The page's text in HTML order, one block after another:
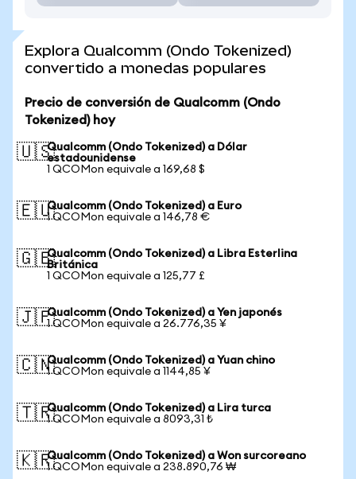
Explora Qualcomm (Ondo Tokenized)
convertido a monedas populares
Precio de conversión de Qualcomm (Ondo
Tokenized) hoy
🇺🇸Qualcomm (Ondo Tokenized) a Dólar
estadounidense
1 QCOMon equivale a 169,68 $
🇪🇺Qualcomm (Ondo Tokenized) a Euro
1 QCOMon equivale a 146,78 €
🇬🇧Qualcomm (Ondo Tokenized) a Libra Esterlina
Británica
1 QCOMon equivale a 125,77 £
🇯🇵Qualcomm (Ondo Tokenized) a Yen japonés
1 QCOMon equivale a 26.776,35 ¥
🇨🇳Qualcomm (Ondo Tokenized) a Yuan chino
1 QCOMon equivale a 1144,85 ¥
🇹🇷Qualcomm (Ondo Tokenized) a Lira turca
1 QCOMon equivale a 8093,31 ₺
🇰🇷Qualcomm (Ondo Tokenized) a Won surcoreano
1 QCOMon equivale a 238.890,76 ₩